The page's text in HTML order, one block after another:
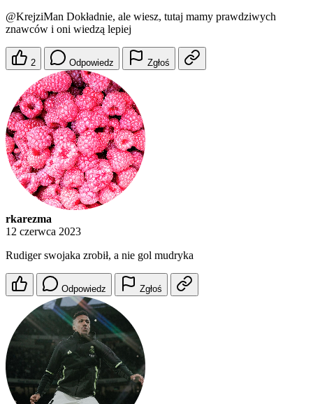
@KrejziMan Dokładnie, ale wiesz, tutaj mamy prawdziwych
znawców i oni wiedzą lepiej
2 Odpowiedz Zgłoś
rkarezma
12 czerwca 2023
Rudiger swojaka zrobił, a nie gol mudryka
Odpowiedz Zgłoś